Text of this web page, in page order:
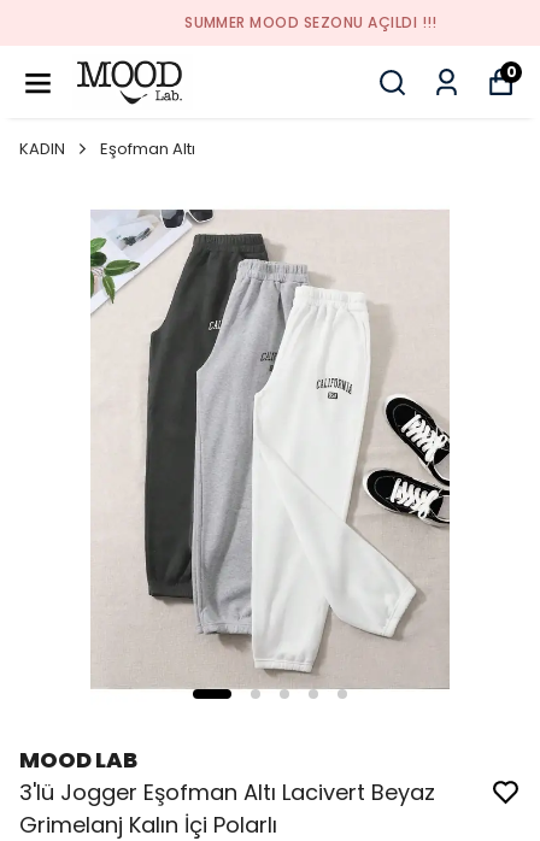
SUMMER MOOD SEZONU AÇILDI !!!
0
KADIN Eşofman Altı
MOOD LAB
3'lü Jogger Eşofman Altı Lacivert Beyaz
Grimelanj Kalın İçi Polarlı